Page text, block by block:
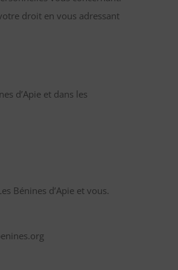
droit en vous adressant
d’Apie et dans les
Bénines d’Apie et vous.